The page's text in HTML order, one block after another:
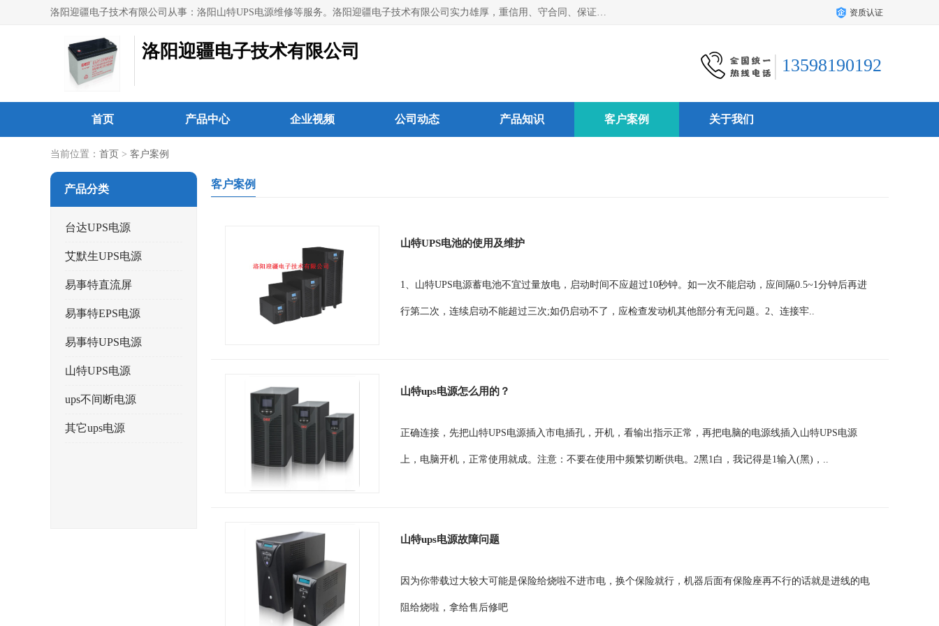
洛阳迎疆电子技术有限公司从事：洛阳山特UPS电源维修等服务。洛阳迎疆电子技术有限公司实力雄厚，重信用、守合同、保证产品质量，以多品种经营特色和薄利多销的原则，赢得了广大客户的信任。公司的宗旨——用服务求发展，用质量求生存！ 资质认证
洛阳迎疆电子技术有限公司
13598190192
首页 产品中心 企业视频 公司动态 产品知识 客户案例 关于我们
当前位置： 首页 > 客户案例
产品分类
台达UPS电源
艾默生UPS电源
易事特直流屏
易事特EPS电源
易事特UPS电源
山特UPS电源
ups不间断电源
其它ups电源
客户案例
山特UPS电池的使用及维护
1、山特UPS电源蓄电池不宜过量放电，启动时间不应超过10秒钟。如一次不能启动，应间隔0.5~1分钟后再进
行第二次，连续启动不能超过三次;如仍启动不了，应检查发动机其他部分有无问题。2、连接牢..
山特ups电源怎么用的？
正确连接，先把山特UPS电源插入市电插孔，开机，看输出指示正常，再把电脑的电源线插入山特UPS电源
上，电脑开机，正常使用就成。注意：不要在使用中频繁切断供电。2黑1白，我记得是1输入(黑)，..
山特ups电源故障问题
因为你带载过大较大可能是保险给烧啦不进市电，换个保险就行，机器后面有保险座再不行的话就是进线的电
阻给烧啦，拿给售后修吧